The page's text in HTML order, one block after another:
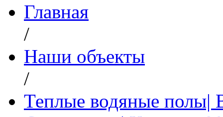
Главная
/
Наши объекты
/
Теплые водяные полы|